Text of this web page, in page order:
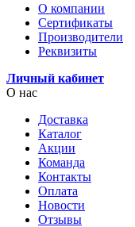
О компании
Сертификаты
Производители
Реквизиты
Личный кабинет
О нас
Доставка
Каталог
Акции
Команда
Контакты
Оплата
Новости
Отзывы